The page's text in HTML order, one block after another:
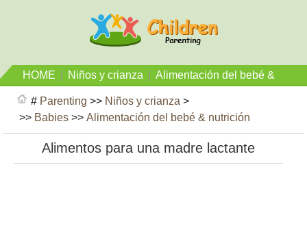
HOME Niños y crianza
Alimentación del bebé &
nutrición
# Parenting >> Niños y crianza >
>> Babies >>Alimentación del bebé & nutrición
Alimentos para una madre lactante